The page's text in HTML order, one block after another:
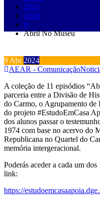
2024
Abril
9
Abril No Museu
9Abr2024
AEAR - Comunicação
A coleção de 11 episódios
parceria entre a Divisão de
do Carmo, o Agrupamento
do projeto #EstudoEmCasa
dos alunos passar o
1974 com base no acervo do
Republicana no Quartel do
memória intergeracional.
Poderás aceder a cada um
link:
https://